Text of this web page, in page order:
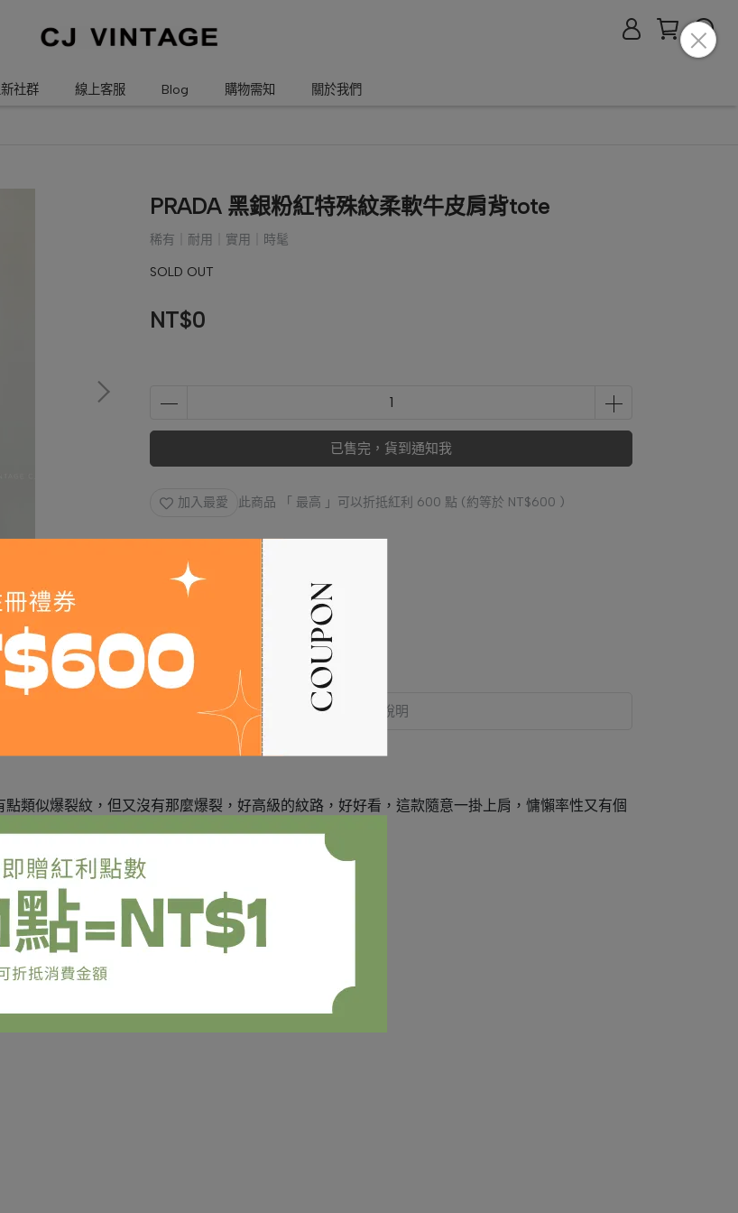
新社群 線上客服 Blog 購物需知 關於我們
PRADA 黑銀粉紅特殊紋柔軟牛皮肩背tote
稀有｜耐用｜實用｜時髦
SOLD OUT
NT$0
已售完，貨到通知我
加入最愛 此商品 「 最高 」可以折抵紅利 600 點 (約等於 NT$600 )
規格說明
類似爆裂紋，但又沒有那麼爆裂，好高級的紋路，好好看，這款隨意一掛上肩，慵懶率性又有個
一顆。
皮質好讚，超好摸。
大手大腳的朋友，好照顧型，懶人福音。
，很推薦。